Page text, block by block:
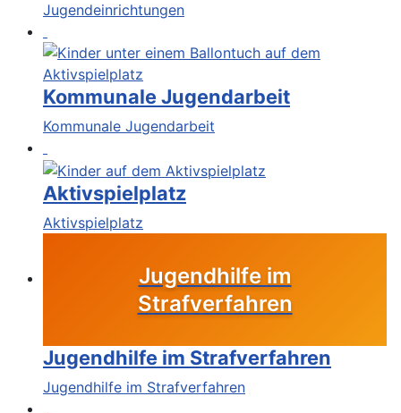
Jugendeinrichtungen
Kommunale Jugendarbeit
Kommunale Jugendarbeit
Aktivspielplatz
Aktivspielplatz
Jugendhilfe im
Strafverfahren
Jugendhilfe im Strafverfahren
Jugendhilfe im Strafverfahren